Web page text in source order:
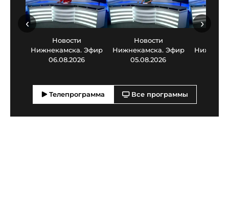
Новости
Нижнекамска. Эфир
06.08.2026
Новости
Нижнекамска. Эфир
05.08.2026
‹ ›
Телепрограмма Все программы